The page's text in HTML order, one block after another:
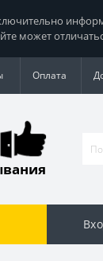
может
Оплата